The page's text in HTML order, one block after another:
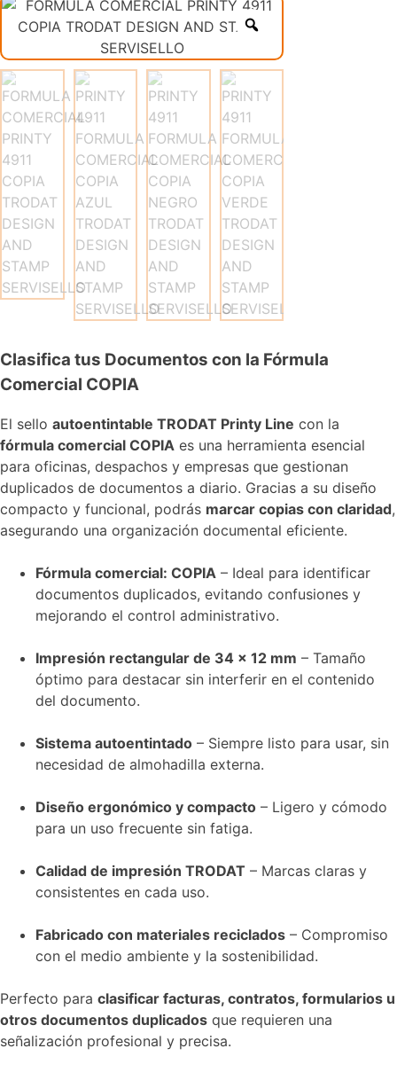
Clasifica tus Documentos con la Fórmula
Comercial COPIA
El sello autoentintable TRODAT Printy Line con la
fórmula comercial COPIA es una herramienta esencial
para oficinas, despachos y empresas que gestionan
duplicados de documentos a diario. Gracias a su diseño
compacto y funcional, podrás marcar copias con claridad,
asegurando una organización documental eficiente.
Fórmula comercial: COPIA – Ideal para identificar
documentos duplicados, evitando confusiones y
mejorando el control administrativo.
Impresión rectangular de 34 x 12 mm – Tamaño
óptimo para destacar sin interferir en el contenido
del documento.
Sistema autoentintado – Siempre listo para usar, sin
necesidad de almohadilla externa.
Diseño ergonómico y compacto – Ligero y cómodo
para un uso frecuente sin fatiga.
Calidad de impresión TRODAT – Marcas claras y
consistentes en cada uso.
Fabricado con materiales reciclados – Compromiso
con el medio ambiente y la sostenibilidad.
Perfecto para clasificar facturas, contratos, formularios u
otros documentos duplicados que requieren una
señalización profesional y precisa.